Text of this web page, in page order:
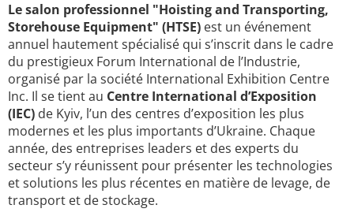
Le salon professionnel "Hoisting and Transporting,
Storehouse Equipment" (HTSE) est un événement
annuel hautement spécialisé qui s’inscrit dans le cadre
du prestigieux Forum International de l’Industrie,
organisé par la société International Exhibition Centre
Inc. Il se tient au Centre International d’Exposition
(IEC) de Kyiv, l’un des centres d’exposition les plus
modernes et les plus importants d’Ukraine. Chaque
année, des entreprises leaders et des experts du
secteur s’y réunissent pour présenter les technologies
et solutions les plus récentes en matière de levage, de
transport et de stockage.